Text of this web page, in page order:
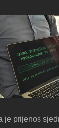
je prijenos